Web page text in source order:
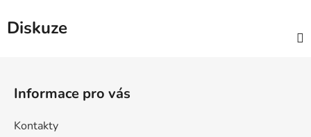
Diskuze
Informace pro vás
Kontakty